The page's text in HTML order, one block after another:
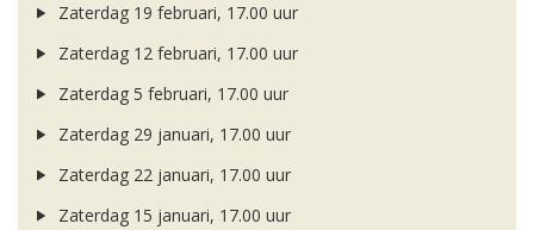
Zaterdag 19 februari, 17.00 uur
Zaterdag 12 februari, 17.00 uur
Zaterdag 5 februari, 17.00 uur
Zaterdag 29 januari, 17.00 uur
Zaterdag 22 januari, 17.00 uur
Zaterdag 15 januari, 17.00 uur